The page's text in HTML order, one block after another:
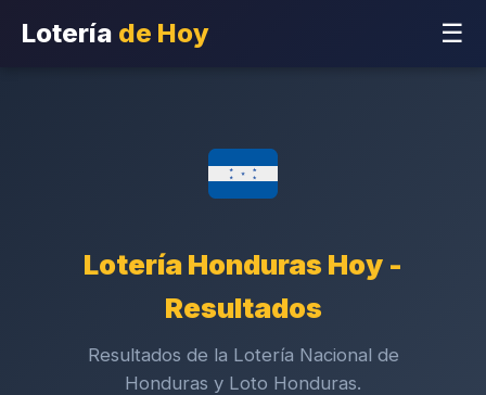
Lotería de Hoy ☰
Lotería Honduras Hoy -
Resultados
Resultados de la Lotería Nacional de
Honduras y Loto Honduras.